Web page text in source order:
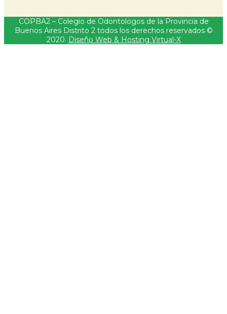
COPBA2 – Colegio de Odontologos de la Provincia de
Buenos Aires Distrito 2 todos los derechos reservados ©
2020. Diseño Web & Hosting Virtual-X